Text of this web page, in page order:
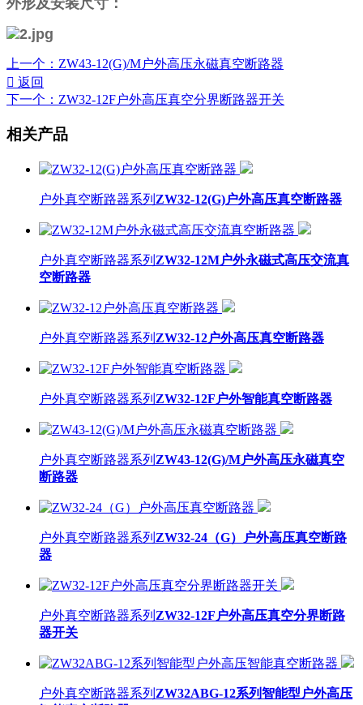
外形及安装尺寸：
上一个： ZW43-12(G)/M户外高压永磁真空断路器
 返回
下一个： ZW32-12F户外高压真空分界断路器开关
相关产品
户外真空断路器系列 ZW32-12(G)户外高压真空断路器
户外真空断路器系列 ZW32-12M户外永磁式高压交流真
空断路器
户外真空断路器系列 ZW32-12户外高压真空断路器
户外真空断路器系列 ZW32-12F户外智能真空断路器
户外真空断路器系列 ZW43-12(G)/M户外高压永磁真空
断路器
户外真空断路器系列 ZW32-24（G）户外高压真空断路
器
户外真空断路器系列 ZW32-12F户外高压真空分界断路
器开关
户外真空断路器系列 ZW32ABG-12系列智能型户外高压